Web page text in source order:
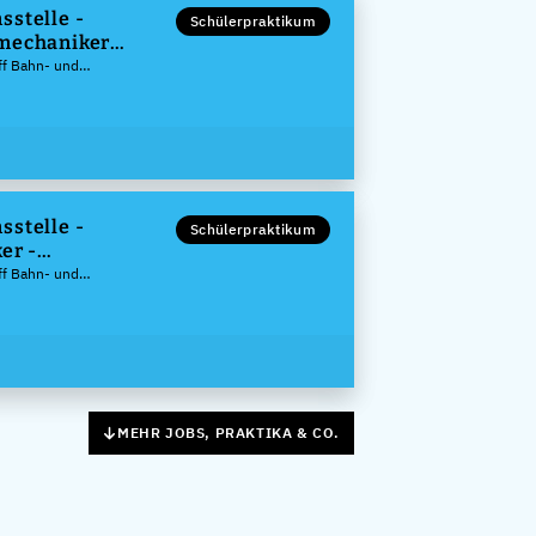
-
Bahn- und
Schülerpraktikum
-
-
(m/w/d)
Bahn- und
Schülerpraktikum
MEHR JOBS, PRAKTIKA & CO.